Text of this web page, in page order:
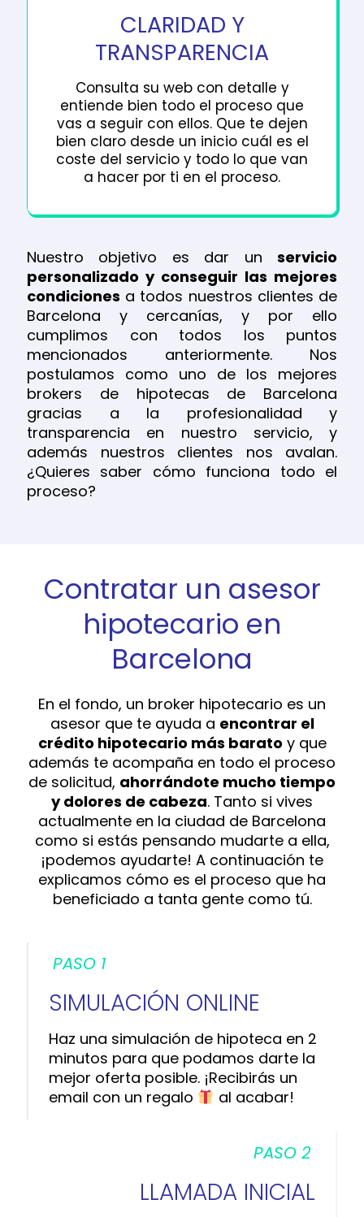
CLARIDAD Y
TRANSPARENCIA
Consulta su web con detalle y
entiende bien todo el proceso que
vas a seguir con ellos. Que te dejen
bien claro desde un inicio cuál es el
coste del servicio y todo lo que van
a hacer por ti en el proceso.
Nuestro objetivo es dar un servicio
personalizado y conseguir las mejores
condiciones a todos nuestros clientes de
Barcelona y cercanías, y por ello
cumplimos con todos los puntos
mencionados anteriormente. Nos
postulamos como uno de los mejores
brokers de hipotecas de Barcelona
gracias a la profesionalidad y
transparencia en nuestro servicio, y
además nuestros clientes nos avalan.
¿Quieres saber cómo funciona todo el
proceso?
Contratar un asesor
hipotecario en
Barcelona
En el fondo, un broker hipotecario es un
asesor que te ayuda a encontrar el
crédito hipotecario más barato y que
además te acompaña en todo el proceso
de solicitud, ahorrándote mucho tiempo
y dolores de cabeza. Tanto si vives
actualmente en la ciudad de Barcelona
como si estás pensando mudarte a ella,
¡podemos ayudarte! A continuación te
explicamos cómo es el proceso que ha
beneficiado a tanta gente como tú.
PASO 1
SIMULACIÓN ONLINE
Haz una simulación de hipoteca en 2
minutos para que podamos darte la
mejor oferta posible. ¡Recibirás un
email con un regalo
al acabar!
PASO 2
LLAMADA INICIAL